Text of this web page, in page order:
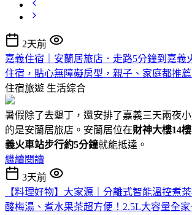
2天前
嘉義住宿｜安蘭居旅店．走路5分鐘到嘉義
住宿，貼心無障礙房型，親子、家庭都推薦
住宿旅遊 生活綜合
暑假除了去墾丁，還安排了嘉義三天兩夜
的是安蘭居旅店。安蘭居位在財神大樓14樓
義火車站步行約5分鐘就能抵達。
繼續閱讀
3天前
【料理好物】大家源｜分離式智能溫控煮
酸梅湯、煮水果茶超方便！2.5L大容量全